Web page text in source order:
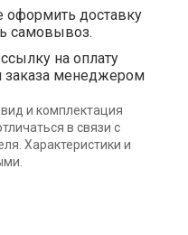
оформить доставку
самовывоз.
на оплату
заказа менеджером
и комплектация
в связи с
Характеристики и